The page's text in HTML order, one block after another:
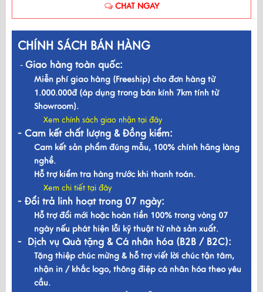
CHAT NGAY
CHÍNH SÁCH BÁN HÀNG
- Giao hàng toàn quốc:
Miễn phí giao hàng (Freeship) cho đơn hàng từ
1.000.000đ (áp dụng trong bán kính 7km tính từ
Showroom).
Xem chính sách giao nhận tại đây
- Cam kết chất lượng & Đồng kiểm:
Cam kết sản phẩm đúng mẫu, 100% chính hãng làng
nghề.
Hỗ trợ kiểm tra hàng trước khi thanh toán.
Xem chi tiết tại đây
- Đổi trả linh hoạt trong 07 ngày:
Hỗ trợ đổi mới hoặc hoàn tiền 100% trong vòng 07
ngày nếu phát hiện lỗi kỹ thuật từ nhà sản xuất.
- Dịch vụ Quà tặng & Cá nhân hóa (B2B / B2C):
Tặng thiệp chúc mừng & hỗ trợ viết lời chúc tận tâm,
nhận in / khắc logo, thông điệp cá nhân hóa theo yêu
cầu.